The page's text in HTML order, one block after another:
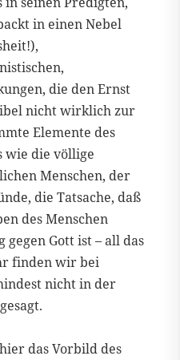
in einen Nebel
die den Ernst
nicht wirklich zur
Elemente des
wie die völlige
Menschen, der
die Tatsache, daß
des Menschen
Gott ist – all das
finden wir bei
nicht in der
das Vorbild des